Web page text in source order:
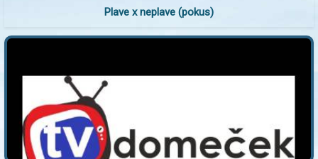
Plave x neplave (pokus)